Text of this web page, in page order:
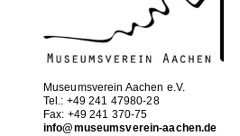
Museumsverein Aachen e.V.
Tel.: +49 241 47980-28
Fax: +49 241 370-75
info@museumsverein-aachen.de